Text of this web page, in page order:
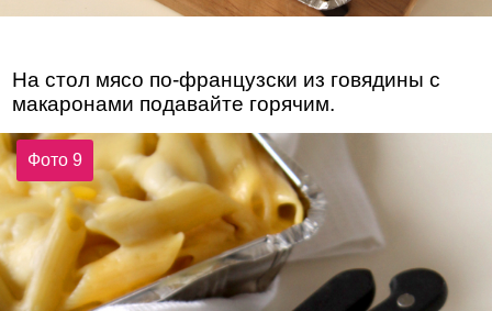
На стол мясо по-французски из говядины с
макаронами подавайте горячим.
Фото 9